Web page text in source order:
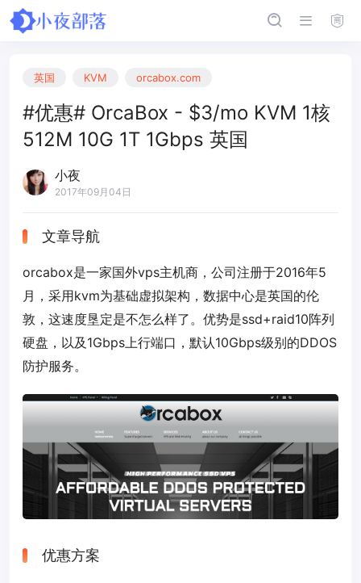
英国 KVM orcabox.com
#优惠# OrcaBox - $3/mo KVM 1核
512M 10G 1T 1Gbps 英国
小夜
2017年09月04日
文章导航
orcabox是一家国外vps主机商，公司注册于2016年5
月，采用kvm为基础虚拟架构，数据中心是英国的伦
敦，这速度垦定是不怎么样了。优势是ssd+raid10阵列
硬盘，以及1Gbps上行端口，默认10Gbps级别的DDOS
防护服务。
优惠方案